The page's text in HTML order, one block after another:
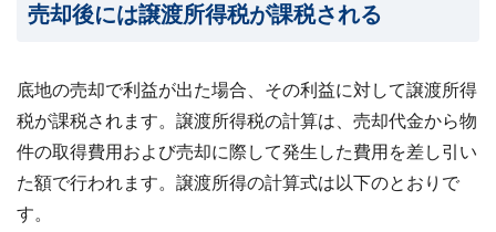
売却後には譲渡所得税が課税される
底地の売却で利益が出た場合、その利益に対して譲渡所得
税が課税されます。譲渡所得税の計算は、売却代金から物
件の取得費用および売却に際して発生した費用を差し引い
た額で行われます。 譲渡所得の計算式は以下のとおりで
す。